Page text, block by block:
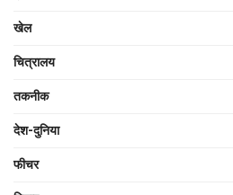
खेल
चित्रालय
तकनीक
देश-दुनिया
फीचर